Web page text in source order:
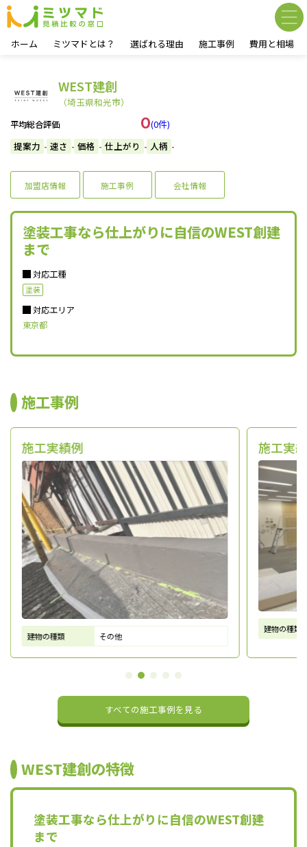
ホーム ミツマドとは？ 選ばれる理由 施工事例 費用と相場
平均総合評価 0(0件)
提案力 - 速さ - 価格 - 仕上がり - 人柄 -
WEST建創
（埼玉県和光市）
加盟店情報 施工事例 会社情報
塗装工事なら仕上がりに自信のWEST創建
まで
対応工種
塗装
対応エリア
東京都
施工事例
施工実績例
建物の種類 その他
施工実
建物の種類
すべての施工事例を見る
WEST建創の特徴
塗装工事なら仕上がりに自信のWEST創建
まで